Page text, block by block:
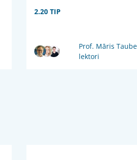
2.20 TIP
Prof. Māris
lektori